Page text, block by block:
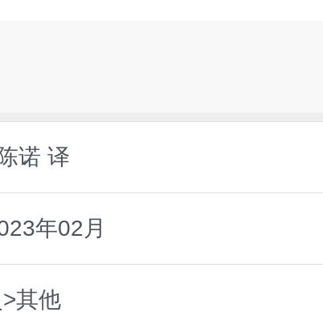
诺 译
年02月
其他